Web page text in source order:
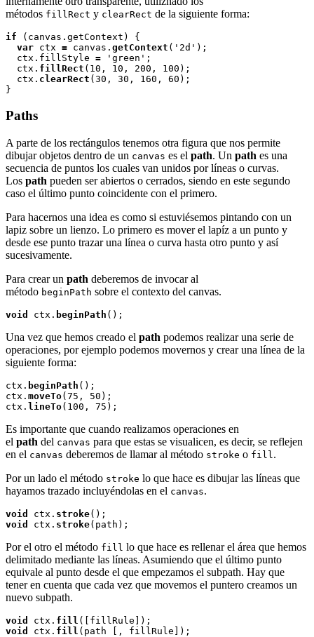
métodos fillRect y clearRect de la siguiente forma:
if
(canvas.getContext) {
var ctx = canvas. getContext ('2d');
  ctx.fillStyle
= 'green';
  ctx.
fillRect (10, 10, 200, 100);
  ctx.
clearRect (30, 30, 160, 60);
Paths
A parte de los rectángulos tenemos otra figura que nos permite
dibujar objetos dentro de un canvas es el path. Un path es una
secuencia de puntos los cuales van unidos por líneas o curvas.
Los path pueden ser abiertos o cerrados, siendo en este segundo
caso el último punto coincidente con el primero.
Para hacernos una idea es como si estuviésemos pintando con un
lapiz sobre un lienzo. Lo primero es mover el lapíz a un punto y
desde ese punto trazar una línea o curva hasta otro punto y así
sucesivamente.
Para crear un path deberemos de invocar al
método beginPath sobre el contexto del canvas.
void ctx. beginPath
Una vez que hemos creado el path podemos realizar una serie de
operaciones, por ejemplo podemos movernos y crear una línea de la
siguiente forma:
ctx. beginPath ();
ctx. moveTo(75, 50);
ctx. lineTo
Es importante que cuando realizamos operaciones en
el path del canvas para que estas se visualicen, es decir, se reflejen
en el canvas deberemos de llamar al método stroke o fill .
Por un lado el método stroke lo que hace es dibujar las líneas que
hayamos trazado incluyéndolas en el canvas.
void ctx. stroke
void
ctx. stroke
Por el otro el método fill lo que hace es rellenar el área que hemos
delimitado mediante las líneas. Asumiendo que el último punto
equivale al punto desde el que empezamos el subpath. Hay que
tener en cuenta que cada vez que movemos el puntero creamos un
nuevo subpath.
void ctx. fill
void
ctx. fill